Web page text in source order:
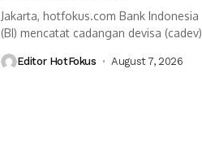
Jakarta, hotfokus.com Bank Indonesia
(BI) mencatat cadangan devisa (cadev)
Editor HotFokus August 7, 2026